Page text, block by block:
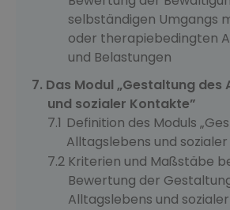
selbständigen Umgangs
oder therapiebedingten
und Belastungen
Das Modul „Gestaltung des
und sozialer Kontakte”
Definition des Moduls
Alltagslebens und
Kriterien und Maßstäbe
Bewertung der
Alltagslebens und